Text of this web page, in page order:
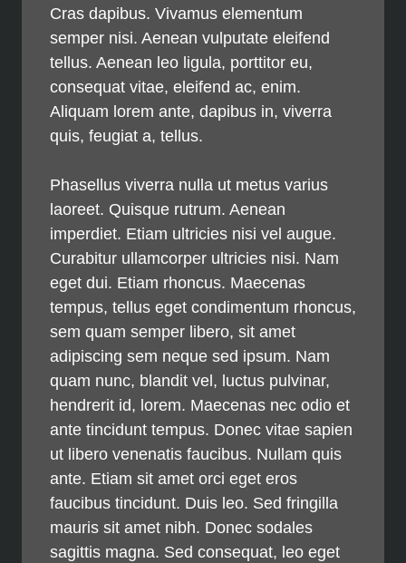
Cras dapibus. Vivamus elementum
semper nisi. Aenean vulputate eleifend
tellus. Aenean leo ligula, porttitor eu,
consequat vitae, eleifend ac, enim.
Aliquam lorem ante, dapibus in, viverra
quis, feugiat a, tellus.
Phasellus viverra nulla ut metus varius
laoreet. Quisque rutrum. Aenean
imperdiet. Etiam ultricies nisi vel augue.
Curabitur ullamcorper ultricies nisi. Nam
eget dui. Etiam rhoncus. Maecenas
tempus, tellus eget condimentum rhoncus,
sem quam semper libero, sit amet
adipiscing sem neque sed ipsum. Nam
quam nunc, blandit vel, luctus pulvinar,
hendrerit id, lorem. Maecenas nec odio et
ante tincidunt tempus. Donec vitae sapien
ut libero venenatis faucibus. Nullam quis
ante. Etiam sit amet orci eget eros
faucibus tincidunt. Duis leo. Sed fringilla
mauris sit amet nibh. Donec sodales
sagittis magna. Sed consequat, leo eget